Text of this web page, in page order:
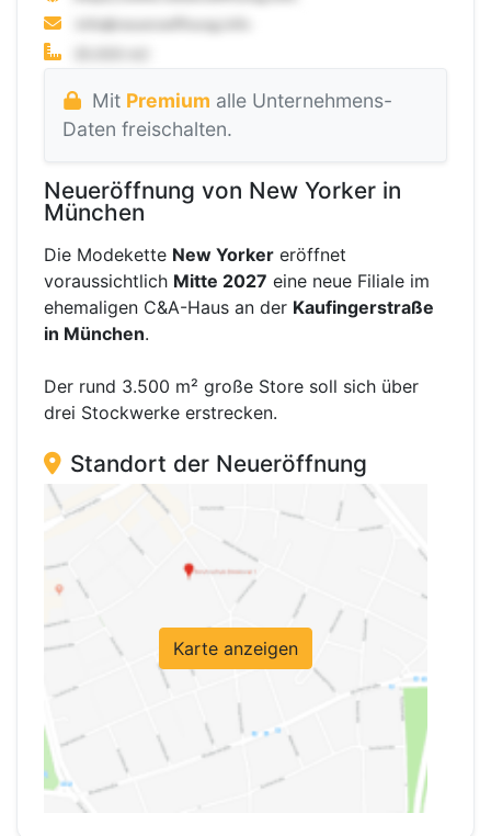
Mit Premium alle Unternehmens-
Daten freischalten.
Neueröffnung von New Yorker in
München
Die Modekette New Yorker eröffnet
voraussichtlich Mitte 2027 eine neue Filiale im
ehemaligen C&A-Haus an der Kaufingerstraße
in München.
Der rund 3.500 m² große Store soll sich über
drei Stockwerke erstrecken.
Standort der Neueröffnung
Karte anzeigen